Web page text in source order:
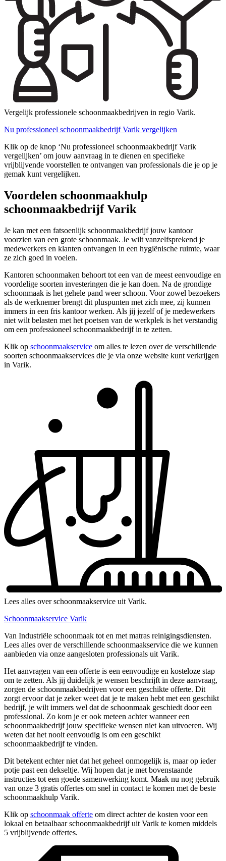
Vergelijk professionele schoonmaakbedrijven in regio Varik.
Nu professioneel schoonmaakbedrijf Varik vergelijken
Klik op de knop ‘Nu professioneel schoonmaakbedrijf Varik
vergelijken’ om jouw aanvraag in te dienen en specifieke
vrijblijvende voorstellen te ontvangen van professionals die je op je
gemak kunt vergelijken.
Voordelen schoonmaakhulp
schoonmaakbedrijf Varik
Je kan met een fatsoenlijk schoonmaakbedrijf jouw kantoor
voorzien van een grote schoonmaak. Je wilt vanzelfsprekend je
medewerkers en klanten ontvangen in een hygiënische ruimte, waar
ze zich goed in voelen.
Kantoren schoonmaken behoort tot een van de meest eenvoudige en
voordelige soorten investeringen die je kan doen. Na de grondige
schoonmaak is het gehele pand weer schoon. Voor zowel bezoekers
als de werknemer brengt dit pluspunten met zich mee, zij kunnen
immers in een fris kantoor werken. Als jij jezelf of je medewerkers
niet wilt belasten met het poetsen van de werkplek is het verstandig
om een professioneel schoonmaakbedrijf in te zetten.
Klik op schoonmaakservice om alles te lezen over de verschillende
soorten schoonmaakservices die je via onze website kunt verkrijgen
in Varik.
Lees alles over schoonmaakservice uit Varik.
Schoonmaakservice Varik
Van Industriële schoonmaak tot en met matras reinigingsdiensten.
Lees alles over de verschillende schoonmaakservice die we kunnen
aanbieden via onze aangesloten professionals uit Varik.
Het aanvragen van een offerte is een eenvoudige en kosteloze stap
om te zetten. Als jij duidelijk je wensen beschrijft in deze aanvraag,
zorgen de schoonmaakbedrijven voor een geschikte offerte. Dit
zorgt ervoor dat je zeker weet dat je te maken hebt met een geschikt
bedrijf, je wilt immers wel dat de schoonmaak geschiedt door een
professional. Zo kom je er ook meteen achter wanneer een
schoonmaakbedrijf jouw specifieke wensen niet kan uitvoeren. Wij
weten dat het nooit eenvoudig is om een geschikt
schoonmaakbedrijf te vinden.
Dit betekent echter niet dat het geheel onmogelijk is, maar op ieder
potje past een dekseltje. Wij hopen dat je met bovenstaande
instructies tot een goede samenwerking komt. Maak nu nog gebruik
van onze 3 gratis offertes om snel in contact te komen met de beste
schoonmaakhulp Varik.
Klik op schoonmaak offerte om direct achter de kosten voor een
lokaal en betaalbaar schoonmaakbedrijf uit Varik te komen middels
5 vrijblijvende offertes.